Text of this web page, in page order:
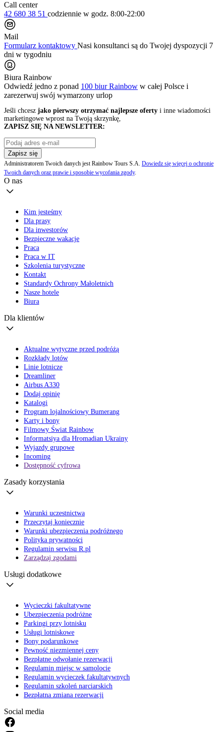
Call center
42 680 38 51 codziennie w godz. 8:00-22:00
Mail
Formularz kontaktowy Nasi konsultanci są do Twojej dyspozycji 7
dni w tygodniu
Biura Rainbow
Odwiedź jedno z ponad 100 biur Rainbow w całej Polsce i
zarezerwuj swój wymarzony urlop
Jeśli chcesz jako pierwszy otrzymać najlepsze oferty i inne wiadomości
marketingowe wprost na Twoją skrzynkę,
ZAPISZ SIĘ NA NEWSLETTER:
Zapisz się
Administratorem Twoich danych jest Rainbow Tours S.A. Dowiedz się więcej o ochronie
Twoich danych oraz prawie i sposobie wycofania zgody.
O nas
Kim jesteśmy
Dla prasy
Dla inwestorów
Bezpieczne wakacje
Praca
Praca w IT
Szkolenia turystyczne
Kontakt
Standardy Ochrony Małoletnich
Nasze hotele
Biura
Dla klientów
Aktualne wytyczne przed podróżą
Rozkłady lotów
Linie lotnicze
Dreamliner
Airbus A330
Dodaj opinię
Katalogi
Program lojalnościowy Bumerang
Karty i bony
Filmowy Świat Rainbow
Informatsiya dla Hromadian Ukrainy
Wyjazdy grupowe
Incoming
Dostępność cyfrowa
Zasady korzystania
Warunki uczestnictwa
Przeczytaj koniecznie
Warunki ubezpieczenia podróżnego
Polityka prywatności
Regulamin serwisu R.pl
Zarządzaj zgodami
Usługi dodatkowe
Wycieczki fakultatywne
Ubezpieczenia podróżne
Parkingi przy lotnisku
Usługi lotniskowe
Bony podarunkowe
Pewność niezmiennej ceny
Bezpłatne odwołanie rezerwacji
Regulamin miejsc w samolocie
Regulamin wycieczek fakultatywnych
Regulamin szkoleń narciarskich
Bezpłatna zmiana rezerwacji
Social media